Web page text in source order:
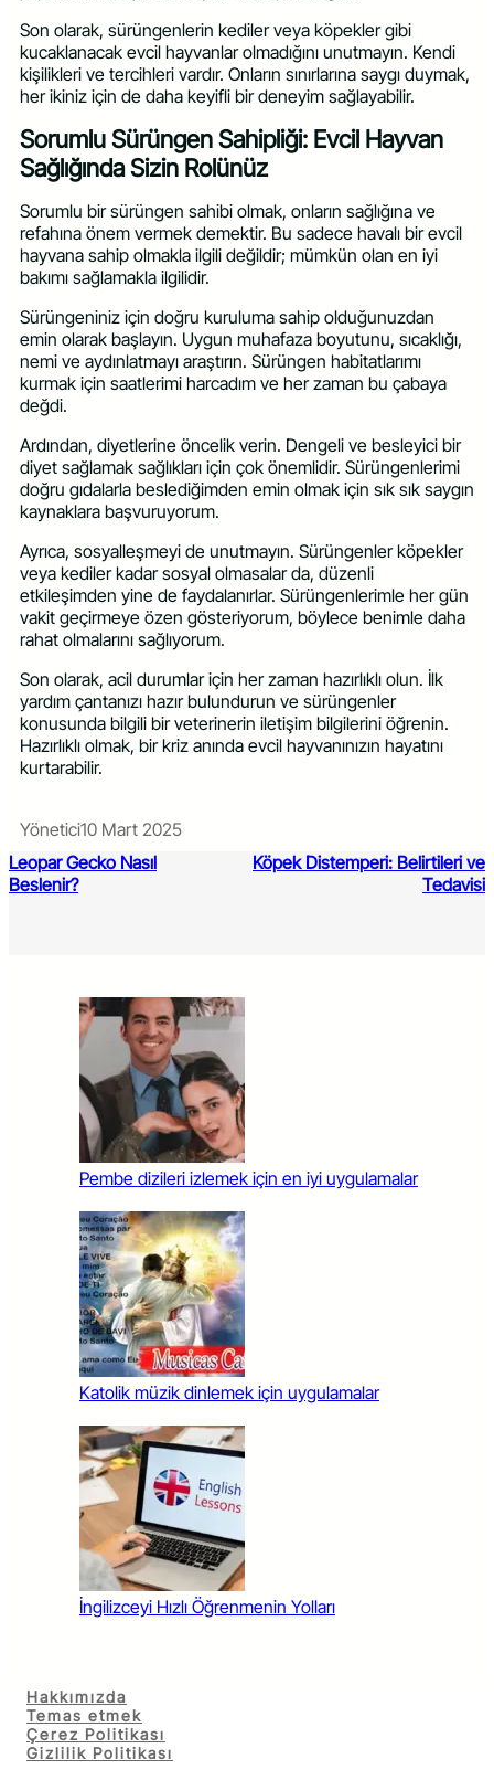
Son olarak, sürüngenlerin kediler veya köpekler gibi
kucaklanacak evcil hayvanlar olmadığını unutmayın. Kendi
kişilikleri ve tercihleri vardır. Onların sınırlarına saygı duymak,
her ikiniz için de daha keyifli bir deneyim sağlayabilir.
Sorumlu Sürüngen Sahipliği: Evcil Hayvan
Sağlığında Sizin Rolünüz
Sorumlu bir sürüngen sahibi olmak, onların sağlığına ve
refahına önem vermek demektir. Bu sadece havalı bir evcil
hayvana sahip olmakla ilgili değildir; mümkün olan en iyi
bakımı sağlamakla ilgilidir.
Sürüngeniniz için doğru kuruluma sahip olduğunuzdan
emin olarak başlayın. Uygun muhafaza boyutunu, sıcaklığı,
nemi ve aydınlatmayı araştırın. Sürüngen habitatlarımı
kurmak için saatlerimi harcadım ve her zaman bu çabaya
değdi.
Ardından, diyetlerine öncelik verin. Dengeli ve besleyici bir
diyet sağlamak sağlıkları için çok önemlidir. Sürüngenlerimi
doğru gıdalarla beslediğimden emin olmak için sık sık saygın
kaynaklara başvuruyorum.
Ayrıca, sosyalleşmeyi de unutmayın. Sürüngenler köpekler
veya kediler kadar sosyal olmasalar da, düzenli
etkileşimden yine de faydalanırlar. Sürüngenlerimle her gün
vakit geçirmeye özen gösteriyorum, böylece benimle daha
rahat olmalarını sağlıyorum.
Son olarak, acil durumlar için her zaman hazırlıklı olun. İlk
yardım çantanızı hazır bulundurun ve sürüngenler
konusunda bilgili bir veterinerin iletişim bilgilerini öğrenin.
Hazırlıklı olmak, bir kriz anında evcil hayvanınızın hayatını
kurtarabilir.
Yönetici10 Mart 2025
Leopar Gecko Nasıl
Beslenir?
Köpek Distemperi: Belirtileri ve
Tedavisi
Pembe dizileri izlemek için en iyi uygulamalar
Katolik müzik dinlemek için uygulamalar
İngilizceyi Hızlı Öğrenmenin Yolları
Hakkımızda
Temas etmek
Çerez Politikası
Gizlilik Politikası